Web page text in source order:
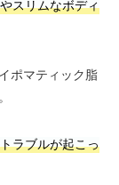
スリムなボディ
ポマティック脂
ラブルが起こっ